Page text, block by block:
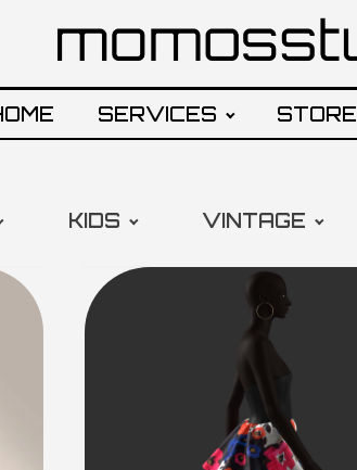
SERVICES STORE
KIDS VINTAGE